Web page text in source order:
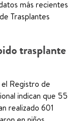
más recientes
Trasplantes
trasplante
Registro de
indican que 55
realizado 601